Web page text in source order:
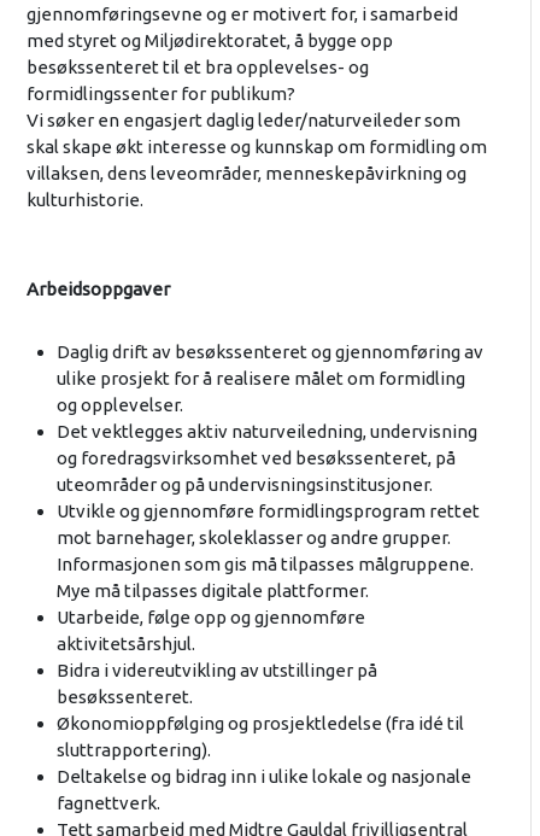
gjennomføringsevne og er motivert for, i samarbeid
med styret og Miljødirektoratet, å bygge opp
besøkssenteret til et bra opplevelses- og
formidlingssenter for publikum?
Vi søker en engasjert daglig leder/naturveileder som
skal skape økt interesse og kunnskap om formidling om
villaksen, dens leveområder, menneskepåvirkning og
kulturhistorie.
Arbeidsoppgaver
Daglig drift av besøkssenteret og gjennomføring av
ulike prosjekt for å realisere målet om formidling
og opplevelser.
Det vektlegges aktiv naturveiledning, undervisning
og foredragsvirksomhet ved besøkssenteret, på
uteområder og på undervisningsinstitusjoner.
Utvikle og gjennomføre formidlingsprogram rettet
mot barnehager, skoleklasser og andre grupper.
Informasjonen som gis må tilpasses målgruppene.
Mye må tilpasses digitale plattformer.
Utarbeide, følge opp og gjennomføre
aktivitetsårshjul.
Bidra i videreutvikling av utstillinger på
besøkssenteret.
Økonomioppfølging og prosjektledelse (fra idé til
sluttrapportering).
Deltakelse og bidrag inn i ulike lokale og nasjonale
fagnettverk.
Tett samarbeid med Midtre Gauldal frivilligsentral